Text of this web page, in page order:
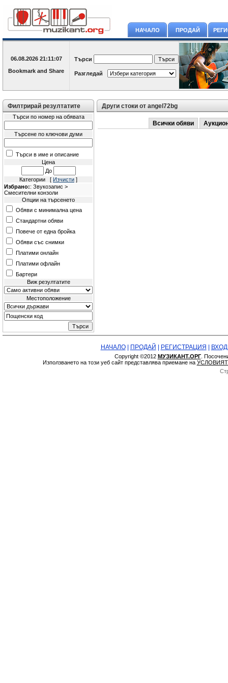
НАЧАЛО ПРОДАЙ
06.08.2026 21:11:07 Търси
Разгледай
Филтрирай резултатите
Търси по номер на обявата
Търсене по ключови думи
Търси в име и описание
Цена
До
Категории [ Изчисти ]
Избрано:: Звукозапис >
Смесителни конзоли
Опции на търсенето
Обяви с минимална цена
Стандартни обяви
Повече от една бройка
Обяви със снимки
Платими онлайн
Платими офлайн
Бартери
Виж резултатите
Местоположение
Други стоки от angel72bg
Всички обяви
НАЧАЛО| ПРОДАЙ РЕГИСТРАЦИЯ ВХОД
Copyright ©2012 МУЗИКАНТ.ОРГ.
Използването на този уеб сайт представлява приемане на